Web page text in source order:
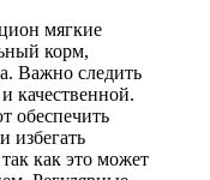
мягкие
корм,
Важно следить
качественной.
обеспечить
избегать
как это может